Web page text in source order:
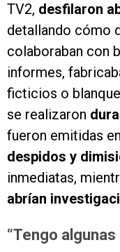
TV2, desfilaron
detallando cómo
colaboraban con
informes,
ficticios o
se realizaron
fueron emitidas
despidos y
inmediatas,
abrían
“Tengo